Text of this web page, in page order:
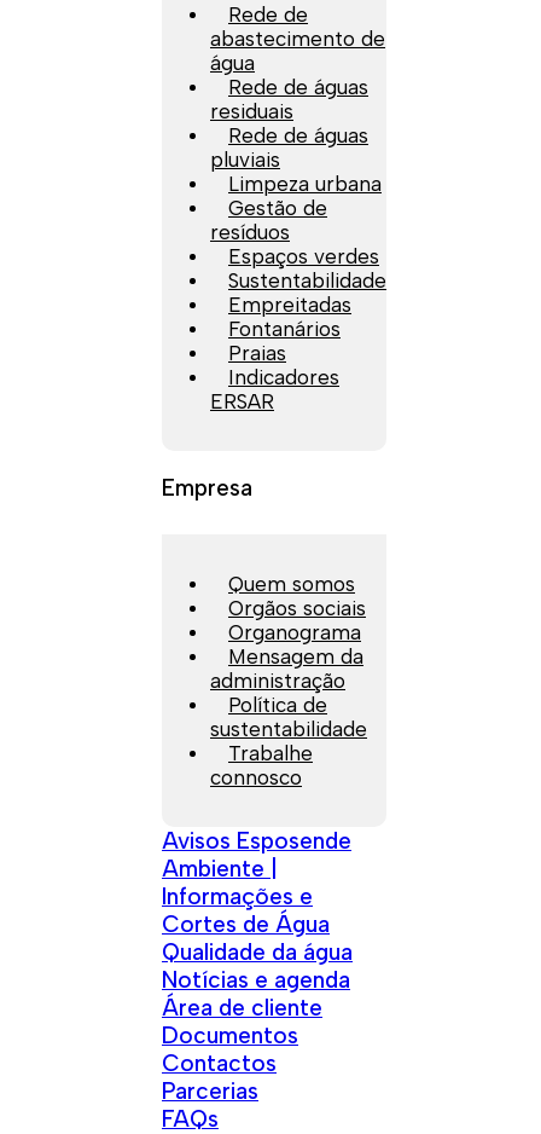
Rede de
abastecimento de
água
Rede de águas
residuais
Rede de águas
pluviais
Limpeza urbana
Gestão de
resíduos
Espaços verdes
Sustentabilidade
Empreitadas
Fontanários
Praias
Indicadores
ERSAR
Empresa
Quem somos
Orgãos sociais
Organograma
Mensagem da
administração
Política de
sustentabilidade
Trabalhe
connosco
Avisos Esposende
Ambiente |
Informações e
Cortes de Água
Qualidade da água
Notícias e agenda
Área de cliente
Documentos
Contactos
Parcerias
FAQs